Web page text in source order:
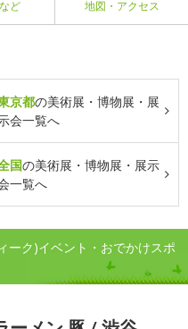
ど 地図・アクセス
京都の美術展・博物展・展
会一覧へ
国の美術展・博物展・展示
一覧へ
ーク)イベント・おでかけスポ